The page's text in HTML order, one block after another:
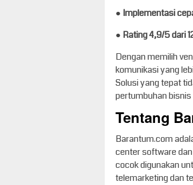
● Implementasi
● Rating 4,9/5 dari
Dengan memilih
komunikasi yang
Solusi yang tepat
pertumbuhan
Tentang
Barantum.com
center software
cocok digunakan
telemarketing dan